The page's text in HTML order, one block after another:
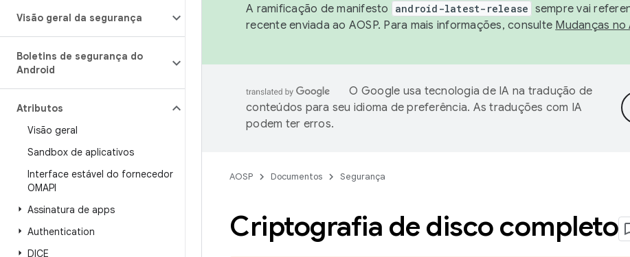
Visão geral da segurança
Boletins de segurança do
Android
Atributos
Visão geral
Sandbox de aplicativos
Interface estável do fornecedor
OMAPI
Assinatura de apps
Authentication
DICE
A ramificação de manifesto
android-latest-release sempre vai
recente enviada ao AOSP. Para mais informações, consulte Mudanças no
O Google usa tecnologia de IA na tradução de
conteúdos para seu idioma de preferência. As traduções com IA
podem ter erros.
AOSP Documentos Segurança
Criptografia de disco completo